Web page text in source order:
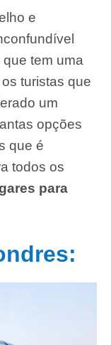
e
tem uma
turistas que
um
opções
que é
todos os
para